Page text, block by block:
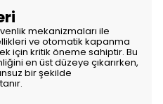
mekanizmaları ile
ve otomatik kapanma
için kritik öneme sahiptir. Bu
en üst düzeye çıkarırken,
bir şekilde